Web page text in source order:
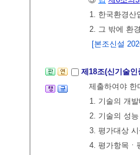
1. 한국환경산
2. 그 밖에 환
[본조신설
제18조(신기술
제출하여야
1. 기술의 개
2. 기술의 성
3. 평가대상
4. 평가항목ㆍ